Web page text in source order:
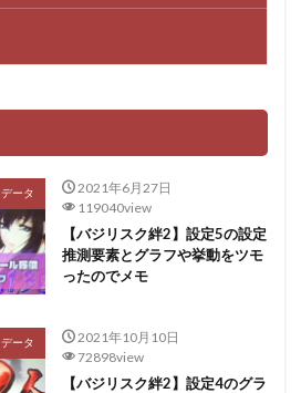
データ
2021年6月27日
119040view
【バジリスク絆2】設定5の設定
推測要素とグラフや挙動をツモ
ったのでメモ
データ
2021年10月10日
72898view
【バジリスク絆2】設定4のグラ